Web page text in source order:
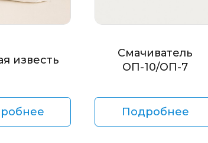
известь
Смачиватель
ОП-10/ОП-7
Подробнее